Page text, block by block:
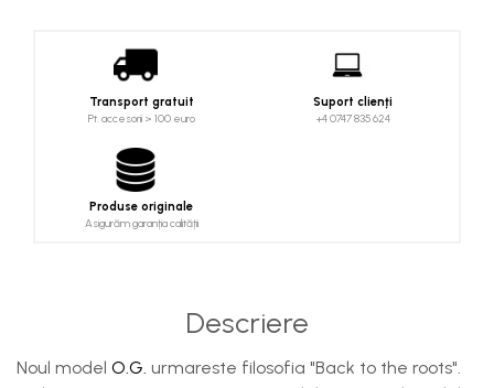
Siguranță, accesorii
Drybag - Saci impermeabili
Genți și portbagaje de biciclete
Transport gratuit
Pt. accesorii > 100 euro
Suport clienți
+4 0747 835 624
Produse originale
Asigurăm garanția calității
Descriere
Noul model O.G. urmareste filosofia "Back to the roots".